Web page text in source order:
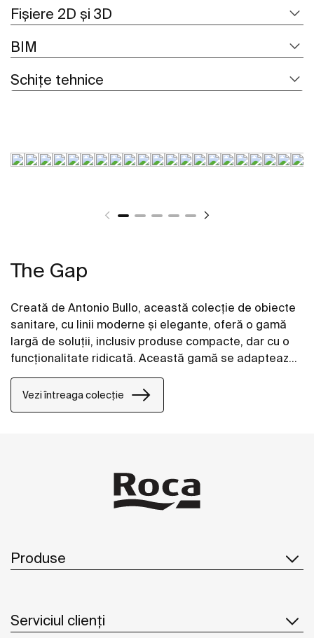
Fișiere 2D și 3D
BIM
Schițe tehnice
The Gap
Creată de Antonio Bullo, această colecție de obiecte
sanitare, cu linii moderne și elegante, oferă o gamă
largă de soluții, inclusiv produse compacte, dar cu o
funcţionalitate ridicată. Această gamă se adaptează
tuturor nevoilor şi vă permite să optimizaţi spaţiul din
baie.
Vezi întreaga colecție
Produse
Serviciul clienți